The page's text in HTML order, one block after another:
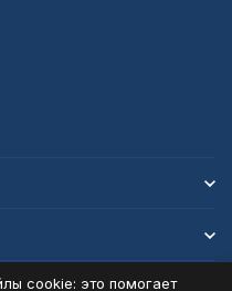
cookie: это помогает